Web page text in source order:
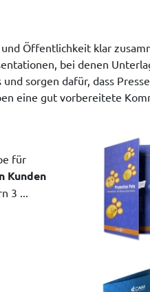
Öffentlichkeit klar
bei denen
sorgen dafür, dass
eine gut vorbereitete
für
Kunden
3 ...